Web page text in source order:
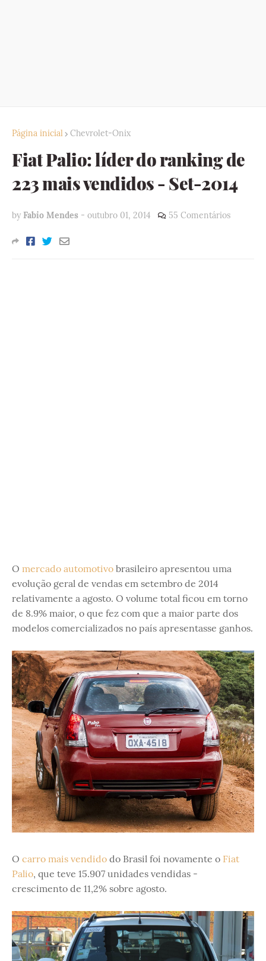
Página inicial Chevrolet-Onix
Fiat Palio: líder do ranking de
223 mais vendidos - Set-2014
by Fabio Mendes - outubro 01, 2014 55 Comentários
O mercado automotivo brasileiro apresentou uma
evolução geral de vendas em setembro de 2014
relativamente a agosto. O volume total ficou em torno
de 8.9% maior, o que fez com que a maior parte dos
modelos comercializados no país apresentasse ganhos.
O carro mais vendido do Brasil foi novamente o Fiat
Palio, que teve 15.907 unidades vendidas -
crescimento de 11,2% sobre agosto.